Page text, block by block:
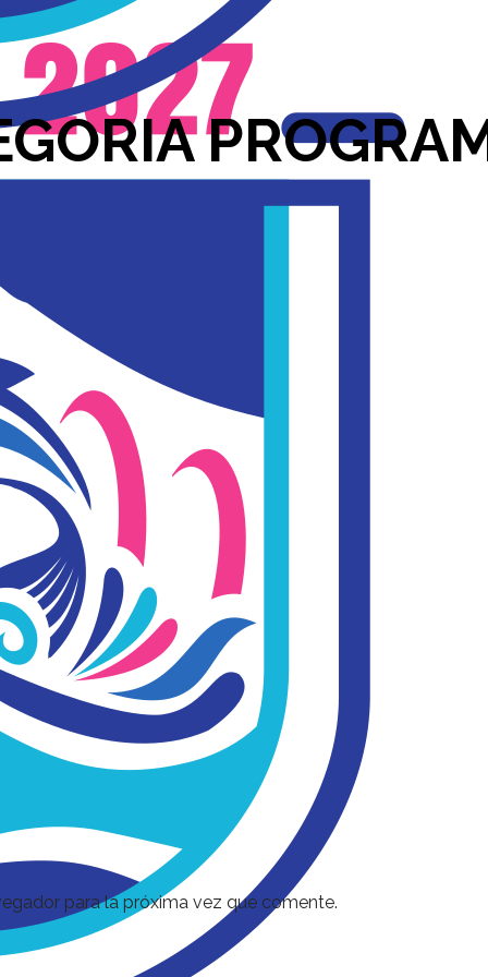
para la próxima vez que comente.